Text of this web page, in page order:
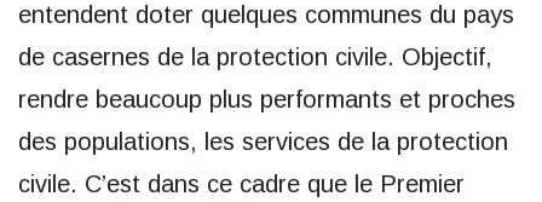
entendent doter quelques communes du pays
de casernes de la protection civile. Objectif,
rendre beaucoup plus performants et proches
des populations, les services de la protection
civile. C’est dans ce cadre que le Premier